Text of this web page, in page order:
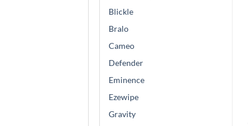
Blickle
Bralo
Cameo
Defender
Eminence
Ezewipe
Gravity